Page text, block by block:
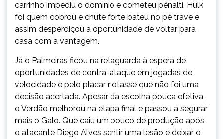
carrinho impediu o domínio e cometeu pênalti. Hulk
foi quem cobrou e chute forte bateu no pé trave e
assim desperdiçou a oportunidade de voltar para
casa com a vantagem.
Já o Palmeiras ficou na retaguarda à espera de
oportunidades de contra-ataque em jogadas de
velocidade e pelo placar notasse que não foi uma
decisão acertada. Apesar da escolha pouca efetiva,
o Verdão melhorou na etapa final e passou a segurar
mais o Galo. Que caiu um pouco de produção após
o atacante Diego Alves sentir uma lesão e deixar o